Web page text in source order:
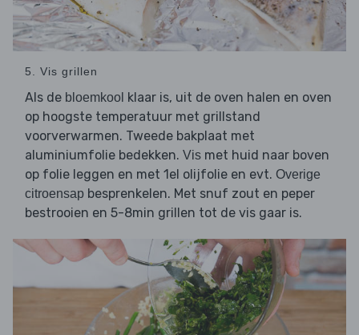
5. Vis grillen
Als de bloemkool klaar is, uit de oven halen en oven
op hoogste temperatuur met grillstand
voorverwarmen. Tweede bakplaat met
aluminiumfolie bedekken. Vis met huid naar boven
op folie leggen en met 1el olijfolie en evt. Overige
citroensap besprenkelen. Met snuf zout en peper
bestrooien en 5-8min grillen tot de vis gaar is.